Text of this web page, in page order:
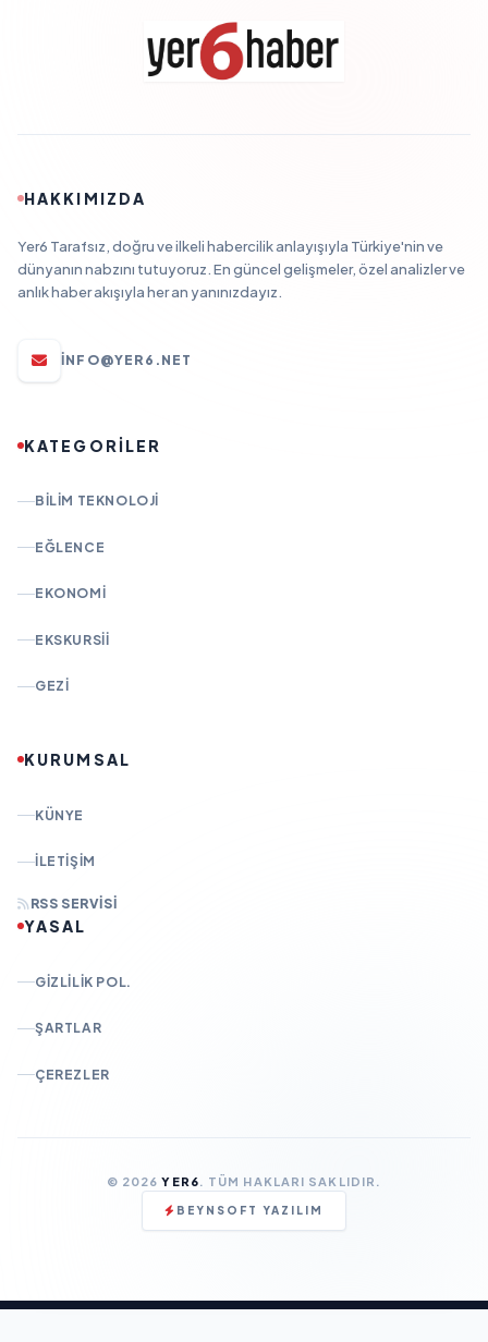
HAKKIMIZDA
Yer6 Tarafsız, doğru ve ilkeli habercilik anlayışıyla Türkiye'nin ve
dünyanın nabzını tutuyoruz. En güncel gelişmeler, özel analizler ve
anlık haber akışıyla her an yanınızdayız.
INFO@YER6.NET
KATEGORİLER
BILIM TEKNOLOJI
EĞLENCE
EKONOMI
EKSKURSII
GEZI
KURUMSAL
KÜNYE
İLETIŞIM
RSS SERVISI
YASAL
GIZLILIK POL.
ŞARTLAR
ÇEREZLER
© 2026YER6. TÜM HAKLARI SAKLIDIR.
BEYNSOFT YAZILIM